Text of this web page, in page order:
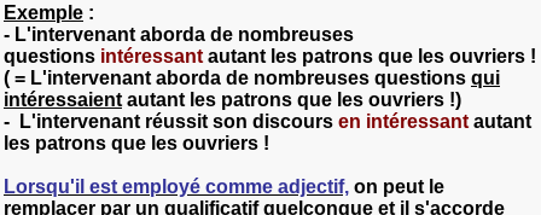
Exemple :
- L'intervenant aborda de nombreuses
questions intéressant autant les patrons que les ouvriers !
( = L'intervenant aborda de nombreuses questions qui
intéressaient autant les patrons que les ouvriers !)
-
L'intervenant réussit son discours en intéressant autant
les patrons que les ouvriers !
Lorsqu'il est employé comme adjectif, on peut le
remplacer par un qualificatif quelconque et il s'accorde